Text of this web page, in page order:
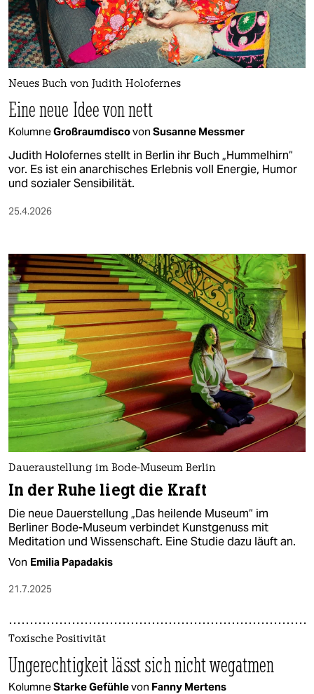
nord
wahrheit
veranstaltungen
shop
fragen & hilfe
abo
genossenschaft
epaper login
Neues Buch von Judith Holofernes
Eine neue Idee von nett
KolumneGroßraumdiscovon Susanne Messmer
Judith Holofernes stellt in Berlin ihr Buch „Hummelhirn“
vor. Es ist ein anarchisches Erlebnis voll Energie, Humor
und sozialer Sensibilität.
25.4.2026
Daueraustellung im Bode-Museum Berlin
In der Ruhe liegt die Kraft
Die neue Dauerstellung „Das heilende Museum“ im
Berliner Bode-Museum verbindet Kunstgenuss mit
Meditation und Wissenschaft. Eine Studie dazu läuft an.
Von Emilia Papadakis
21.7.2025
Toxische Positivität
Ungerechtigkeit lässt sich nicht wegatmen
KolumneStarke Gefühlevon Fanny Mertens